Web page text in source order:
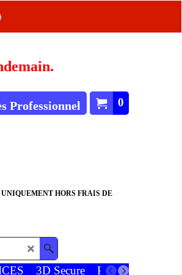
0
Professionnel
HORS FRAIS DE
3D Secure Paiements